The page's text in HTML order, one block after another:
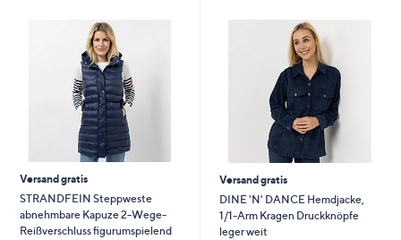
Versand gratis
STRANDFEIN Steppweste
abnehmbare Kapuze 2-Wege-
Reißverschluss figurumspielend
Versand gratis
DINE 'N' DANCE Hemdjacke,
1/1-Arm Kragen Druckknöpfe
leger weit